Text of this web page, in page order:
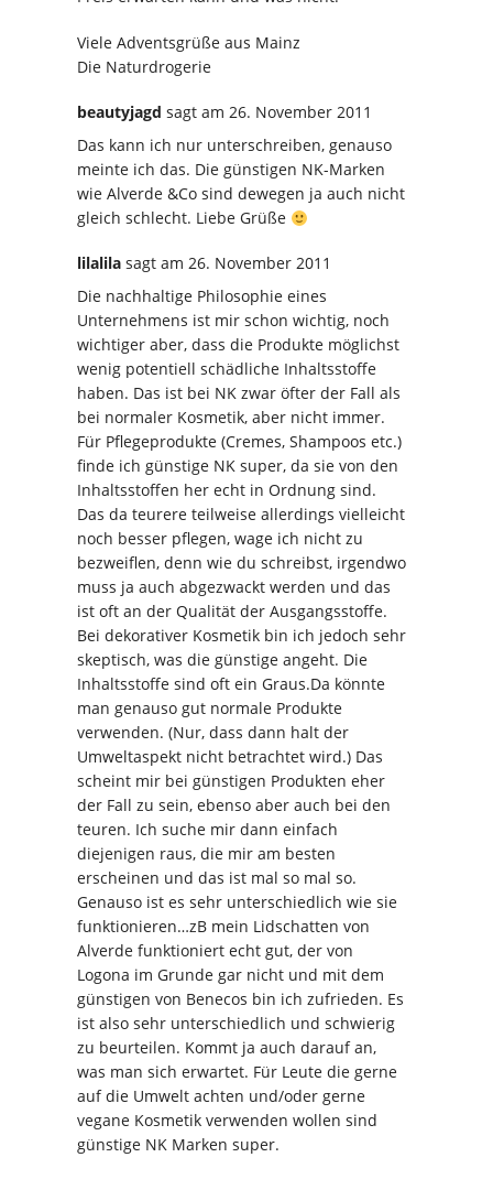
Viele Adventsgrüße aus Mainz
Die Naturdrogerie
beautyjagd sagt am 26. November 2011
Das kann ich nur unterschreiben, genauso
meinte ich das. Die günstigen NK-Marken
wie Alverde &Co sind dewegen ja auch nicht
gleich schlecht. Liebe Grüße
lilalila sagt am 26. November 2011
Die nachhaltige Philosophie eines
Unternehmens ist mir schon wichtig, noch
wichtiger aber, dass die Produkte möglichst
wenig potentiell schädliche Inhaltsstoffe
haben. Das ist bei NK zwar öfter der Fall als
bei normaler Kosmetik, aber nicht immer.
Für Pflegeprodukte (Cremes, Shampoos etc.)
finde ich günstige NK super, da sie von den
Inhaltsstoffen her echt in Ordnung sind.
Das da teurere teilweise allerdings vielleicht
noch besser pflegen, wage ich nicht zu
bezweiflen, denn wie du schreibst, irgendwo
muss ja auch abgezwackt werden und das
ist oft an der Qualität der Ausgangsstoffe.
Bei dekorativer Kosmetik bin ich jedoch sehr
skeptisch, was die günstige angeht. Die
Inhaltsstoffe sind oft ein Graus.Da könnte
man genauso gut normale Produkte
verwenden. (Nur, dass dann halt der
Umweltaspekt nicht betrachtet wird.) Das
scheint mir bei günstigen Produkten eher
der Fall zu sein, ebenso aber auch bei den
teuren. Ich suche mir dann einfach
diejenigen raus, die mir am besten
erscheinen und das ist mal so mal so.
Genauso ist es sehr unterschiedlich wie sie
funktionieren…zB mein Lidschatten von
Alverde funktioniert echt gut, der von
Logona im Grunde gar nicht und mit dem
günstigen von Benecos bin ich zufrieden. Es
ist also sehr unterschiedlich und schwierig
zu beurteilen. Kommt ja auch darauf an,
was man sich erwartet. Für Leute die gerne
auf die Umwelt achten und/oder gerne
vegane Kosmetik verwenden wollen sind
günstige NK Marken super.